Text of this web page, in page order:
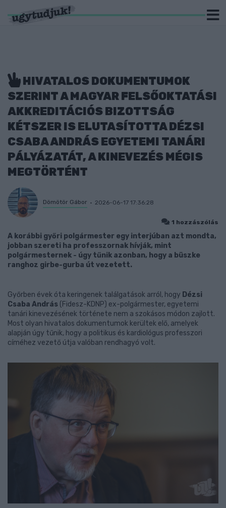
HIVATALOS DOKUMENTUMOK
SZERINT A MAGYAR FELSŐOKTATÁSI
AKKREDITÁCIÓS BIZOTTSÁG
KÉTSZER IS ELUTASÍTOTTA DÉZSI
CSABA ANDRÁS EGYETEMI TANÁRI
PÁLYÁZATÁT, A KINEVEZÉS MÉGIS
MEGTÖRTÉNT
Dömötör Gábor 2026-06-17 17:36:28
1 hozzászólás
A korábbi győri polgármester egy interjúban azt mondta,
jobban szereti ha professzornak hívják, mint
polgármesternek - úgy tűnik azonban, hogy a büszke
ranghoz girbe-gurba út vezetett.
Győrben évek óta keringenek találgatások arról, hogy Dézsi
Csaba András (Fidesz-KDNP) ex-polgármester, egyetemi
tanári kinevezésének története nem a szokásos módon zajlott.
Most olyan hivatalos dokumentumok kerültek elő, amelyek
alapján úgy tűnik, hogy a politikus és kardiológus professzori
címéhez vezető útja valóban rendhagyó volt.